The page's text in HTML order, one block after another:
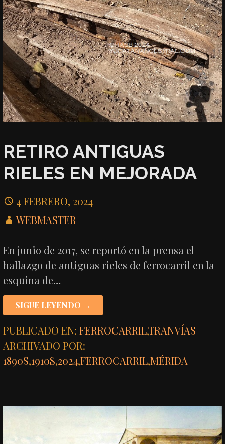
RETIRO ANTIGUAS
RIELES EN MEJORADA
4 FEBRERO, 2024
WEBMASTER
En junio de 2017, se reportó en la prensa el
hallazgo de antiguas rieles de ferrocarril en la
esquina de…
SIGUE LEYENDO →
PUBLICADO EN:FERROCARRIL,TRANVÍAS
ARCHIVADO POR:
1890S,1910S,2024,FERROCARRIL,MÉRIDA